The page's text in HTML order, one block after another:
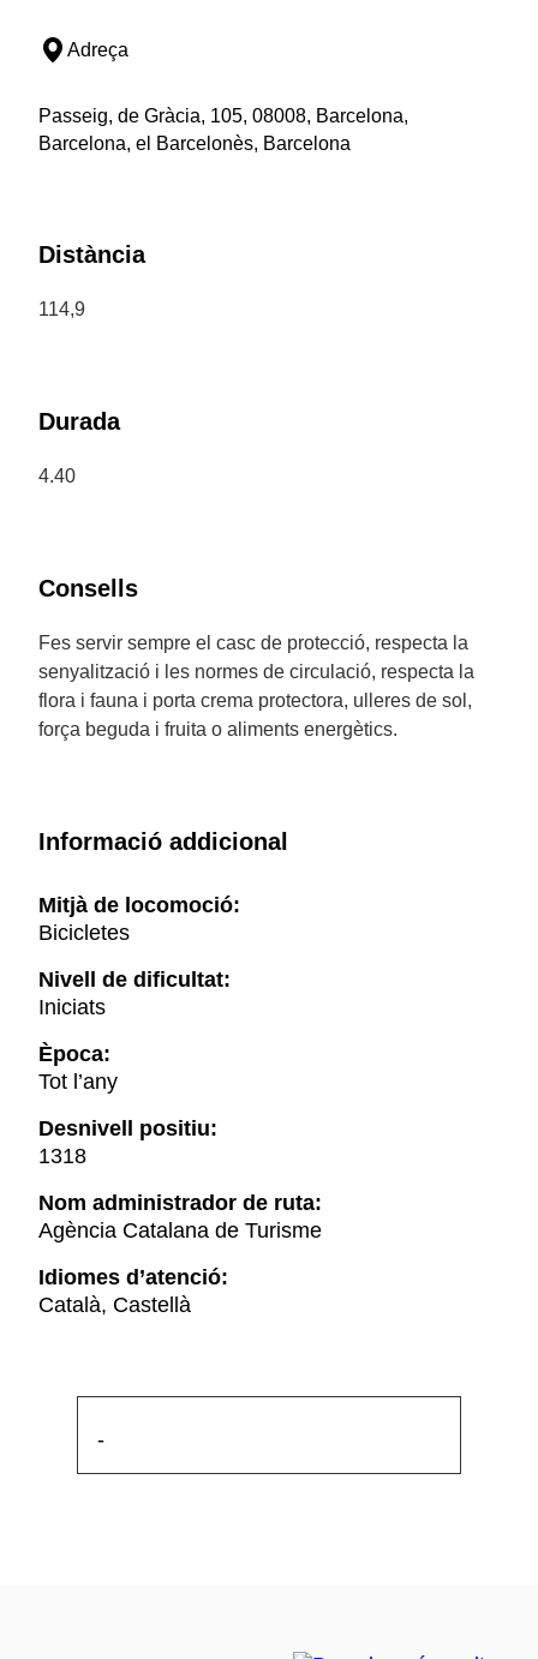
Adreça
Passeig, de Gràcia, 105, 08008, Barcelona,
Barcelona, el Barcelonès, Barcelona
Distància
114,9
Durada
4.40
Consells
Fes servir sempre el casc de protecció, respecta la
senyalització i les normes de circulació, respecta la
flora i fauna i porta crema protectora, ulleres de sol,
força beguda i fruita o aliments energètics.
Informació addicional
Mitjà de locomoció:
Bicicletes
Nivell de dificultat:
Iniciats
Època:
Tot l’any
Desnivell positiu:
1318
Nom administrador de ruta:
Agència Catalana de Turisme
Idiomes d’atenció:
Català, Castellà
-